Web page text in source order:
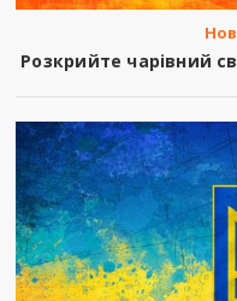
Розкрийте чарівний